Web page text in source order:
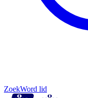
ZoekWord lid